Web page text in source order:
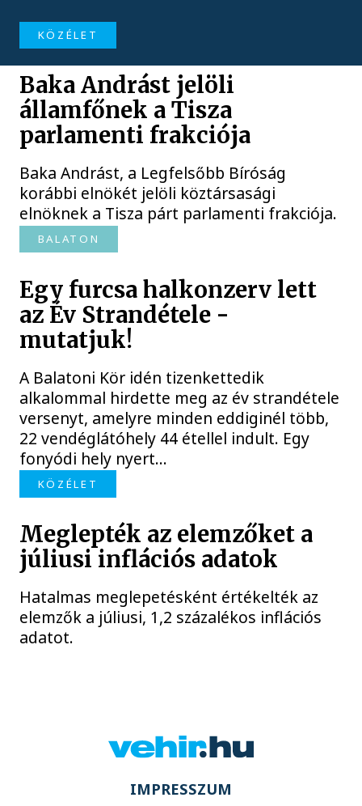
KÖZÉLET
Baka Andrást jelöli
államfőnek a Tisza
parlamenti frakciója
Baka Andrást, a Legfelsőbb Bíróság
korábbi elnökét jelöli köztársasági
elnöknek a Tisza párt parlamenti frakciója.
BALATON
Egy furcsa halkonzerv lett
az Év Strandétele -
mutatjuk!
A Balatoni Kör idén tizenkettedik
alkalommal hirdette meg az év strandétele
versenyt, amelyre minden eddiginél több,
22 vendéglátóhely 44 étellel indult. Egy
fonyódi hely nyert...
KÖZÉLET
Meglepték az elemzőket a
júliusi inflációs adatok
Hatalmas meglepetésként értékelték az
elemzők a júliusi, 1,2 százalékos inflációs
adatot.
IMPRESSZUM